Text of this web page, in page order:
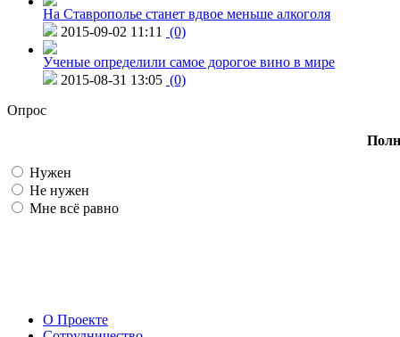
На Ставрополье станет вдвое меньше алкоголя
2015-09-02 11:11
(0)
Ученые определили самое дорогое вино в мире
2015-08-31 13:05 (0)
Опрос
Нужен
Не нужен
Мне всё равно
О Проекте